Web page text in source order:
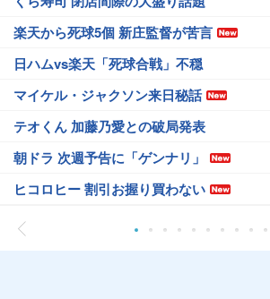
楽天から死球5個 新庄監督が苦言
日ハムvs楽天「死球合戦」不穏
マイケル・ジャクソン来日秘話
テオくん 加藤乃愛との破局発表
朝ドラ 次週予告に「ゲンナリ」
ヒコロヒー 割引お握り買わない